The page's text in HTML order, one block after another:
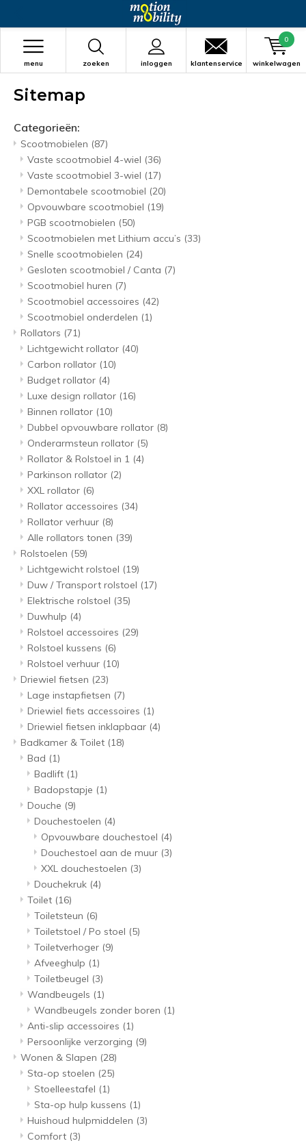
zoeken inloggen
menu klantenservice winkelwagen
0
Sitemap
Categorieën:
Scootmobielen (87)
Vaste scootmobiel 4-wiel (36)
Vaste scootmobiel 3-wiel (17)
Demontabele scootmobiel (20)
Opvouwbare scootmobiel (19)
PGB scootmobielen (50)
Scootmobielen met Lithium accu’s (33)
Snelle scootmobielen (24)
Gesloten scootmobiel / Canta (7)
Scootmobiel huren (7)
Scootmobiel accessoires (42)
Scootmobiel onderdelen (1)
Rollators (71)
Lichtgewicht rollator (40)
Carbon rollator (10)
Budget rollator (4)
Luxe design rollator (16)
Binnen rollator (10)
Dubbel opvouwbare rollator (8)
Onderarmsteun rollator (5)
Rollator & Rolstoel in 1 (4)
Parkinson rollator (2)
XXL rollator (6)
Rollator accessoires (34)
Rollator verhuur (8)
Alle rollators tonen (39)
Rolstoelen (59)
Lichtgewicht rolstoel (19)
Duw / Transport rolstoel (17)
Elektrische rolstoel (35)
Duwhulp (4)
Rolstoel accessoires (29)
Rolstoel kussens (6)
Rolstoel verhuur (10)
Driewiel fietsen (23)
Lage instapfietsen (7)
Driewiel fiets accessoires (1)
Driewiel fietsen inklapbaar (4)
Badkamer & Toilet (18)
Bad (1)
Badlift (1)
Badopstapje (1)
Douche (9)
Douchestoelen (4)
Opvouwbare douchestoel (4)
Douchestoel aan de muur (3)
XXL douchestoelen (3)
Douchekruk (4)
Toilet (16)
Toiletsteun (6)
Toiletstoel / Po stoel (5)
Toiletverhoger (9)
Afveeghulp (1)
Toiletbeugel (3)
Wandbeugels (1)
Wandbeugels zonder boren (1)
Anti-slip accessoires (1)
Persoonlijke verzorging (9)
Wonen & Slapen (28)
Sta-op stoelen (25)
Stoelleestafel (1)
Sta-op hulp kussens (1)
Huishoud hulpmiddelen (3)
Comfort (3)